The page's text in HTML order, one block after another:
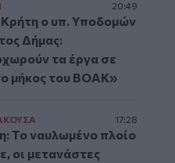
20:49
ο υπ. Υποδομών
Δήμας:
τα έργα σε
μήκος του ΒΟΑΚ»
17:28
Το ναυλωμένο πλοίο
οι μετανάστες